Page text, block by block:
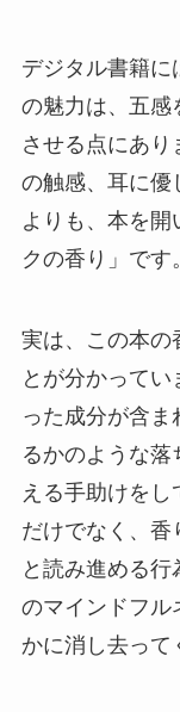
デジタル書籍に
の魅力は、五感
させる点にあ
の触感、耳に優
よりも、本を
クの香り」です。
実は、この本の
とが分かって
った成分が含
るかのような
える手助けをし
だけでなく、香
と読み進める
のマインドフル
かに消し去って